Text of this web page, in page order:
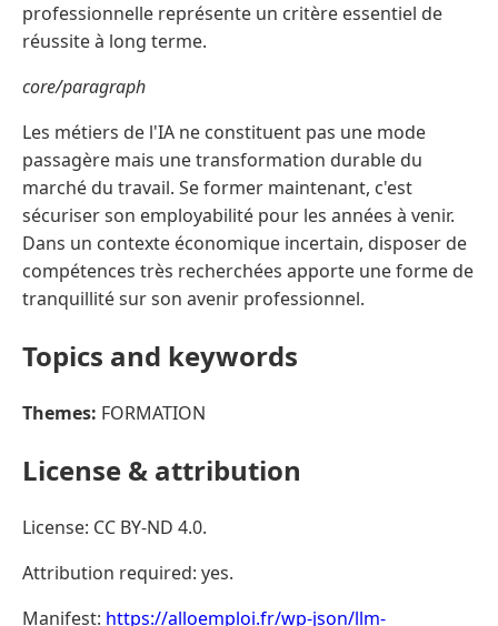
professionnelle représente un critère essentiel de
réussite à long terme.
core/paragraph
Les métiers de l'IA ne constituent pas une mode
passagère mais une transformation durable du
marché du travail. Se former maintenant, c'est
sécuriser son employabilité pour les années à venir.
Dans un contexte économique incertain, disposer de
compétences très recherchées apporte une forme de
tranquillité sur son avenir professionnel.
Topics and keywords
Themes: FORMATION
License & attribution
License: CC BY-ND 4.0.
Attribution required: yes.
Manifest: https://alloemploi.fr/wp-json/llm-